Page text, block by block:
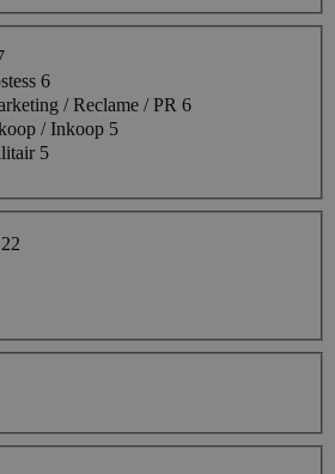
6
/ Reclame / PR 6
/ Inkoop 5
5
22